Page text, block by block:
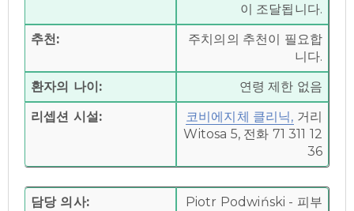
이 조달됩니다.
추천:
주치의의 추천이 필요합
니다.
환자의 나이:
연령 제한 없음
리셉션 시설:
코비에지체 클리닉, 거리
Witosa 5, 전화 71 311 12
36
담당 의사:
Piotr Podwiński - 피부